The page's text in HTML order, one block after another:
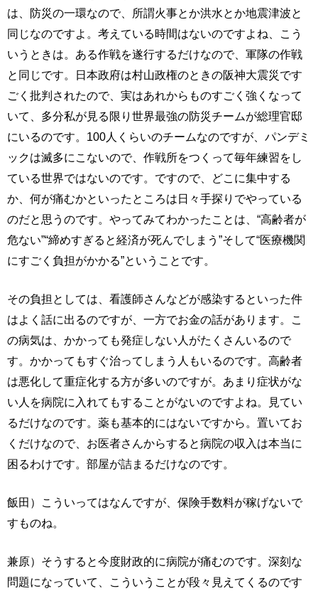
は、防災の一環なので、所謂火事とか洪水とか地震津波と
同じなのですよ。考えている時間はないのですよね、こう
いうときは。ある作戦を遂行するだけなので、軍隊の作戦
と同じです。日本政府は村山政権のときの阪神大震災です
ごく批判されたので、実はあれからものすごく強くなって
いて、多分私が見る限り世界最強の防災チームが総理官邸
にいるのです。100人くらいのチームなのですが、パンデミ
ックは滅多にこないので、作戦所をつくって毎年練習をし
ている世界ではないのです。ですので、どこに集中する
か、何が痛むかといったところは日々手探りでやっている
のだと思うのです。やってみてわかったことは、“高齢者が
危ない”“締めすぎると経済が死んでしまう”そして“医療機関
にすごく負担がかかる”ということです。
その負担としては、看護師さんなどが感染するといった件
はよく話に出るのですが、一方でお金の話があります。こ
の病気は、かかっても発症しない人がたくさんいるので
す。かかってもすぐ治ってしまう人もいるのです。高齢者
は悪化して重症化する方が多いのですが。あまり症状がな
い人を病院に入れてもすることがないのですよね。見てい
るだけなのです。薬も基本的にはないですから。置いてお
くだけなので、お医者さんからすると病院の収入は本当に
困るわけです。部屋が詰まるだけなのです。
飯田）こういってはなんですが、保険手数料が稼げないで
すものね。
兼原）そうすると今度財政的に病院が痛むのです。深刻な
問題になっていて、こういうことが段々見えてくるのです